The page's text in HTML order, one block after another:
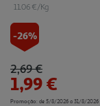
11.06 €/Kg
-26%
Price reduced from
2,69 €to
1,99 €
Promoção: de 5/8/2026 a 31/8/2026